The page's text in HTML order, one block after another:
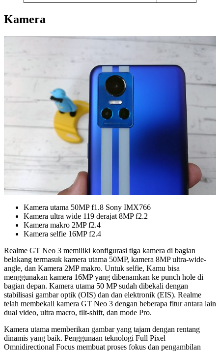
Kamera
Kamera utama 50MP f1.8 Sony IMX766
Kamera ultra wide 119 derajat 8MP f2.2
Kamera makro 2MP f2.4
Kamera selfie 16MP f2.4
Realme GT Neo 3 memiliki konfigurasi tiga kamera di bagian
belakang termasuk kamera utama 50MP, kamera 8MP ultra-wide-
angle, dan Kamera 2MP makro. Untuk selfie, Kamu bisa
menggunakan kamera 16MP yang dibenamkan ke punch hole di
bagian depan. Kamera utama 50 MP sudah dibekali dengan
stabilisasi gambar optik (OIS) dan dan elektronik (EIS). Realme
telah membekali kamera GT Neo 3 dengan beberapa fitur antara lain
dual video, ultra macro, tilt-shift, dan mode Pro.
Kamera utama memberikan gambar yang tajam dengan rentang
dinamis yang baik. Penggunaan teknologi Full Pixel
Omnidirectional Focus membuat proses fokus dan pengambilan